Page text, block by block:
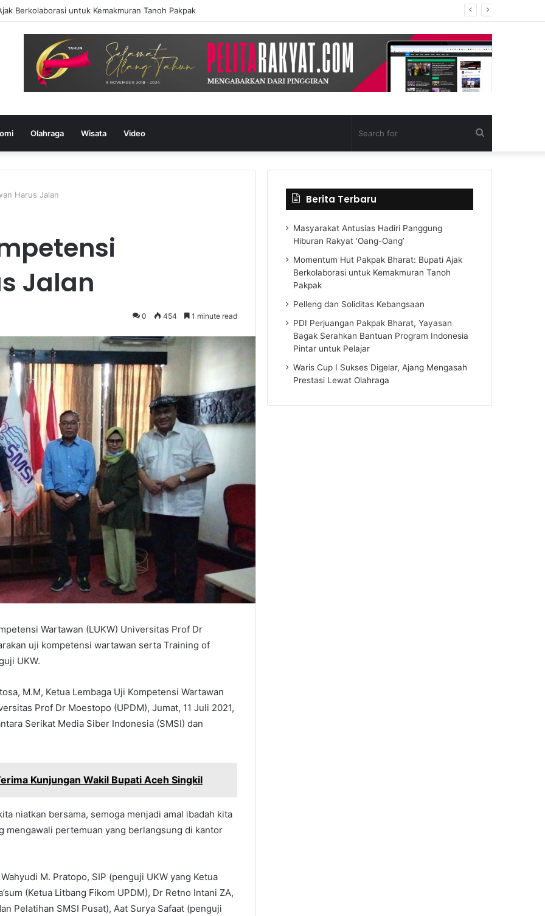
Berkolaborasi untuk Kemakmuran Tanoh Pakpak
Olahraga Wisata Video
for
Harus Jalan
Jalan
0 454 1 minute read
Wartawan (LUKW) Universitas Prof Dr
uji kompetensi wartawan serta Training of
UKW.
M.M, Ketua Lembaga Uji Kompetensi Wartawan
Prof Dr Moestopo (UPDM), Jumat, 11 Juli 2021,
Serikat Media Siber Indonesia (SMSI) dan
Kunjungan Wakil Bupati Aceh Singkil
niatkan bersama, semoga menjadi amal ibadah kita
mengawali pertemuan yang berlangsung di kantor
M. Pratopo, SIP (penguji UKW yang Ketua
(Ketua Litbang Fikom UPDM), Dr Retno Intani ZA,
Pelatihan SMSI Pusat), Aat Surya Safaat (penguji
Berita Terbaru
Masyarakat Antusias Hadiri Panggung
Hiburan Rakyat ‘Oang-Oang’
Momentum Hut Pakpak Bharat: Bupati Ajak
Berkolaborasi untuk Kemakmuran Tanoh
Pakpak
Pelleng dan Soliditas Kebangsaan
PDI Perjuangan Pakpak Bharat, Yayasan
Bagak Serahkan Bantuan Program Indonesia
Pintar untuk Pelajar
Waris Cup I Sukses Digelar, Ajang Mengasah
Prestasi Lewat Olahraga